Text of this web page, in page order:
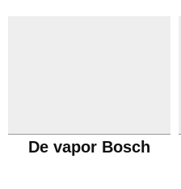
De vapor Bosch